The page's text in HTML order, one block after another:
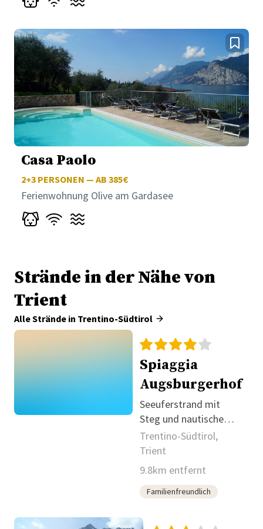
Casa Paolo
2+3 PERSONEN — AB 385€
Ferienwohnung Olive am Gardasee
Strände in der Nähe von
Trient
Alle Strände in Trentino-Südtirol
Spiaggia
Augsburgerhof
Seeuferstrand mit
Steg und nautischem
Angebot
Trentino-Südtirol,
Trient
9.8km entfernt
Familienfreundlich